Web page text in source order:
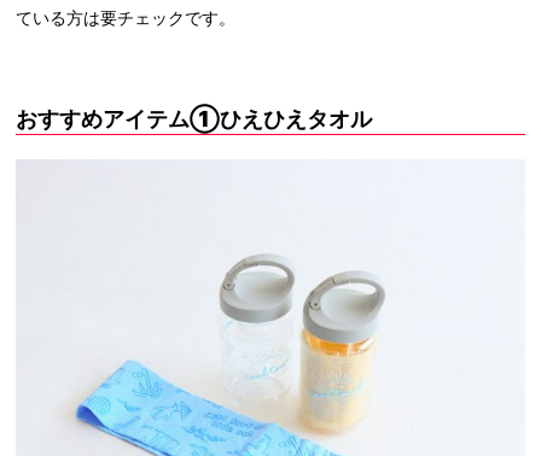
ている方は要チェックです。
おすすめアイテム①ひえひえタオル